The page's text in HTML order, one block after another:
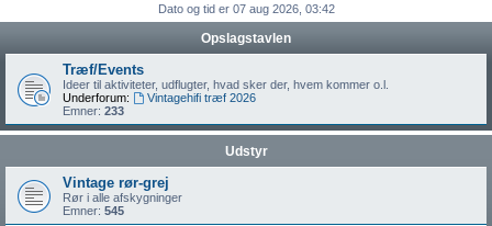
Dato og tid er 07 aug 2026, 03:42
Opslagstavlen
Træf/Events
Ideer til aktiviteter, udflugter, hvad sker der, hvem kommer o.l.
Underforum:
Vintagehifi træf 2026
Emner: 233
Udstyr
Vintage rør-grej
Rør i alle afskygninger
Emner: 545